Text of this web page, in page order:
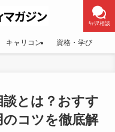
ｷｬﾘｱ相談
キャリコン 資格・学び
とは？おすす
コツを徹底解